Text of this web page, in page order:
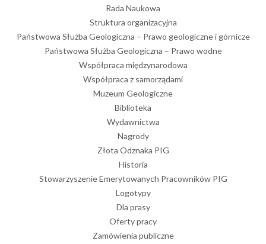
Rada Naukowa
Struktura organizacyjna
Państwowa Służba Geologiczna – Prawo geologiczne i górnicze
Państwowa Służba Geologiczna – Prawo wodne
Współpraca międzynarodowa
Współpraca z samorządami
Muzeum Geologiczne
Biblioteka
Wydawnictwa
Nagrody
Złota Odznaka PIG
Historia
Stowarzyszenie Emerytowanych Pracowników PIG
Logotypy
Dla prasy
Oferty pracy
Zamówienia publiczne